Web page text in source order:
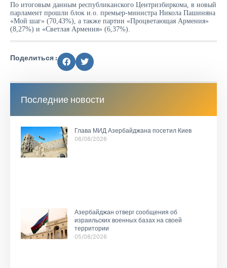
По итоговым данным республиканского Центризбиркома, в новый
парламент прошли блок и.о. премьер-министра Никола Пашиняна
«Мой шаг» (70,43%), а также партии «Процветающая Армения»
(8,27%) и «Светлая Армения» (6,37%).
Поделиться :
Последние новости
Глава МИД Азербайджана посетил Киев
06/08/2026
Азербайджан отверг сообщения об
израильских военных базах на своей
территории
05/08/2026